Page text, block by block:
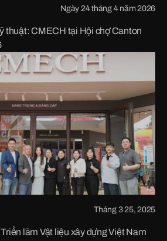
Ngày 24 tháng 4 năm 2026
thuật: CMECH tại Hội chợ Canton
Tháng 3 25, 2025
lãm Vật liệu xây dựng Việt Nam